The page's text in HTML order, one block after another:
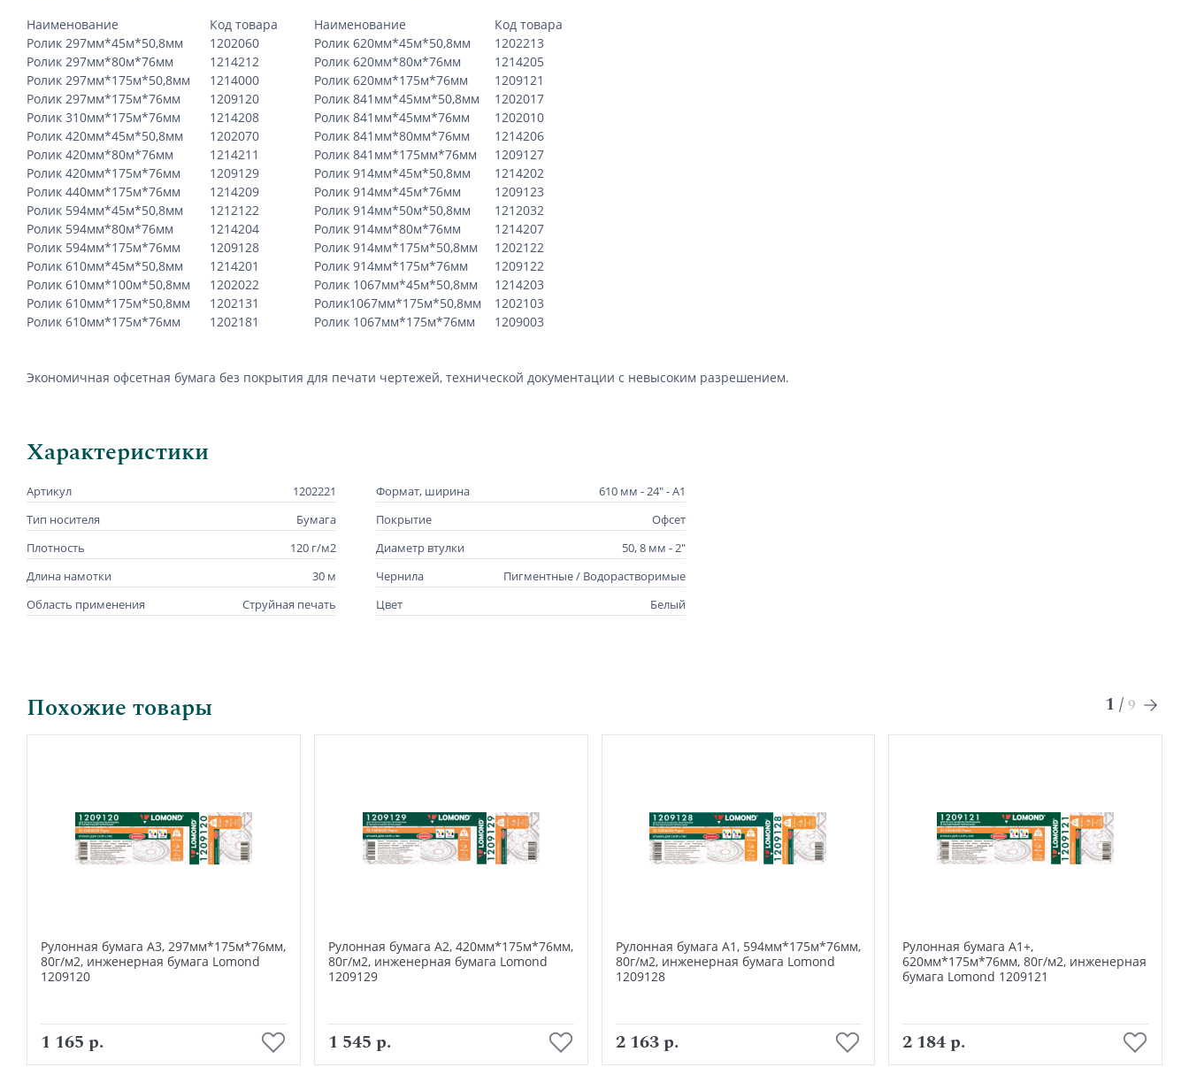
Наименование Код товара Наименование
Код товара
Ролик 297мм*45м*50,8мм
1202060 Ролик 620мм*45м*50,8мм
1202213
Ролик 297мм*80м*76мм
1214212 Ролик 620мм*80м*76мм
1214205
Ролик 297мм*175м*50,8мм
1214000 Ролик 620мм*175м*76мм
1209121
Ролик 297мм*175м*76мм
1209120 Ролик 841мм*45мм*50,8мм
1202017
Ролик 310мм*175м*76мм
1214208 Ролик 841мм*45мм*76мм
1202010
Ролик 420мм*45м*50,8мм
1202070 Ролик 841мм*80мм*76мм
1214206
Ролик 420мм*80м*76мм
1214211 Ролик 841мм*175мм*76мм
1209127
Ролик 420мм*175м*76мм
1209129 Ролик 914мм*45м*50,8мм
1214202
Ролик 440мм*175м*76мм
1214209 Ролик 914мм*45м*76мм
1209123
Ролик 594мм*45м*50,8мм
1212122 Ролик 914мм*50м*50,8мм
1212032
Ролик 594мм*80м*76мм
1214204 Ролик 914мм*80м*76мм
1214207
Ролик 594мм*175м*76мм
1209128 Ролик 914мм*175м*50,8мм
1202122
Ролик 610мм*45м*50,8мм
1214201 Ролик 914мм*175м*76мм
1209122
Ролик 610мм*100м*50,8мм
1202022 Ролик 1067мм*45м*50,8мм
1214203
Ролик 610мм*175м*50,8мм
1202131 Ролик1067мм*175м*50,8мм
1202103
Ролик 610мм*175м*76мм
1202181 Ролик 1067мм*175м*76мм 1209003
Экономичная офсетная бумага без покрытия для печати чертежей, технической документации с невысоким разрешением.
Характеристики
Артикул 1202221 Формат, ширина
610 мм - 24" - А1
Тип носителя
Бумага Покрытие
Офсет
Плотность
120 г/м2 Диаметр втулки
50, 8 мм - 2"
Длина намотки
30 м Чернила
Пигментные / Водорастворимые
Область применения
Струйная печать Цвет Белый
Похожие товары 1 / 9
Рулонная бумага А3, 297мм*175м*76мм,
80г/м2, инженерная бумага Lomond
1209120
1 165 р.
Рулонная бумага А2, 420мм*175м*76мм,
80г/м2, инженерная бумага Lomond
1209129
1 545 р.
Рулонная бумага А1, 594мм*175м*76мм,
80г/м2, инженерная бумага Lomond
1209128
2 163 р.
Рулонная бумага А1+,
620мм*175м*76мм, 80г/м2, инженерная
бумага Lomond 1209121
2 184 р.